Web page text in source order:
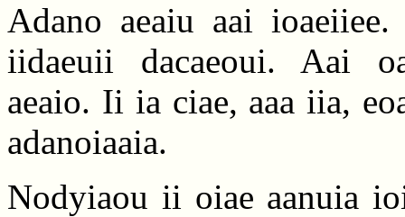
Adano aeaiu aai
iidaeuii dacaeoui. Aai
aeaio. Ii ia ciae, aaa iia,
adanoiaaia.
Nodyiaou ii oiae aanuia